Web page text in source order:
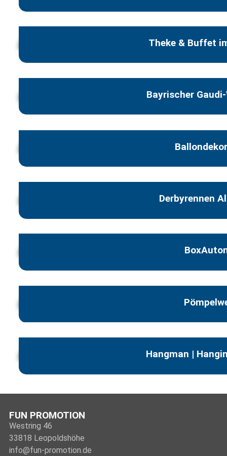
Theke & Buffet
Bayrischer
Derbyrennen
Hangman |
FUN PROMOTION
Westring 46
33818 Leopoldshöhe
info@fun-promotion.de